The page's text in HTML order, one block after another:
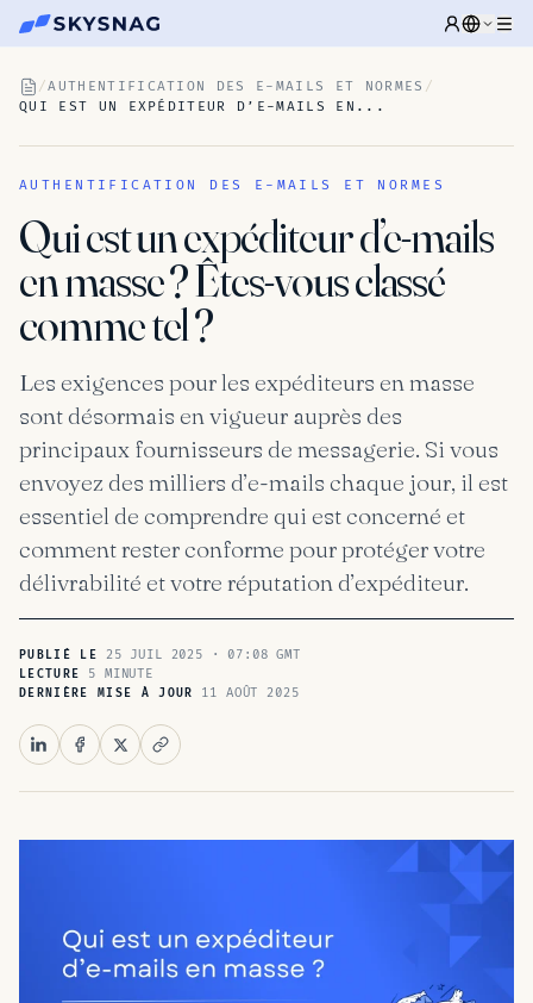
/AUTHENTIFICATION DES E-MAILS ET NORMES /
QUI EST UN EXPÉDITEUR D’E-MAILS EN...
AUTHENTIFICATION DES E-MAILS ET NORMES
Qui est un expéditeur d’e-mails
en masse ? Êtes-vous classé
comme tel ?
Les exigences pour les expéditeurs en masse
sont désormais en vigueur auprès des
principaux fournisseurs de messagerie. Si vous
envoyez des milliers d’e-mails chaque jour, il est
essentiel de comprendre qui est concerné et
comment rester conforme pour protéger votre
délivrabilité et votre réputation d’expéditeur.
PUBLIÉ LE 25 JUIL 2025 · 07:08 GMT
LECTURE 5 MINUTE
DERNIÈRE MISE À JOUR 11 AOÛT 2025